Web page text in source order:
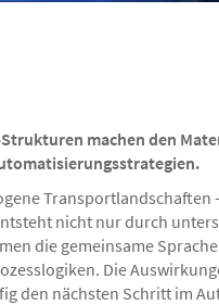
machen den
Transportlandschaften
nicht nur durch
die gemeinsame
Die
den nächsten Schritt im